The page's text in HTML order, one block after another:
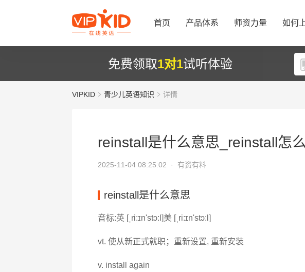
首页 产品体系 师资力量 如何
免费领取1对1试听体验
VIPKID 青少儿英语知识 详情
reinstall是什么意思_reinstall怎
2025-11-04 08:25:02 · 有资有料
reinstall是什么意思
音标:英 [ˌri:ɪn'stɔ:l]美 [ˌri:ɪn'stɔ:l]
vt. 使从新正式就职；重新设置, 重新安装
v. install again